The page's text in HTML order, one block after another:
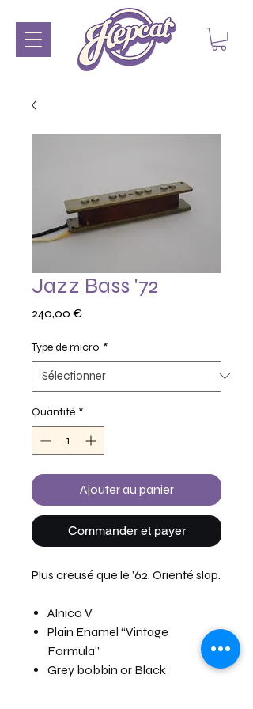
Jazz Bass '72
240,00 €Prix
Type de micro *
Quantité *
Ajouter au panier
Commander et payer
Plus creusé que le ’62. Orienté slap.
Alnico V
Plain Enamel “Vintage
Formula”
Grey bobbin or Black